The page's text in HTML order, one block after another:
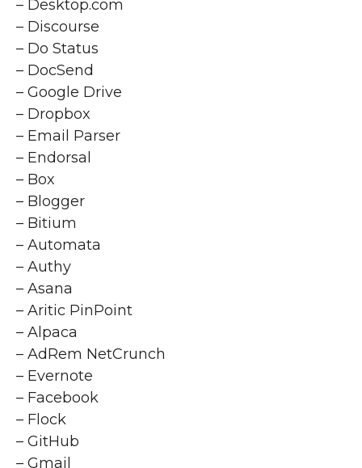
– Desktop.com
– Discourse
– Do Status
– DocSend
– Google Drive
– Dropbox
– Email Parser
– Endorsal
– Box
– Blogger
– Bitium
– Automata
– Authy
– Asana
– Aritic PinPoint
– Alpaca
– AdRem NetCrunch
– Evernote
– Facebook
– Flock
– GitHub
– Gmail